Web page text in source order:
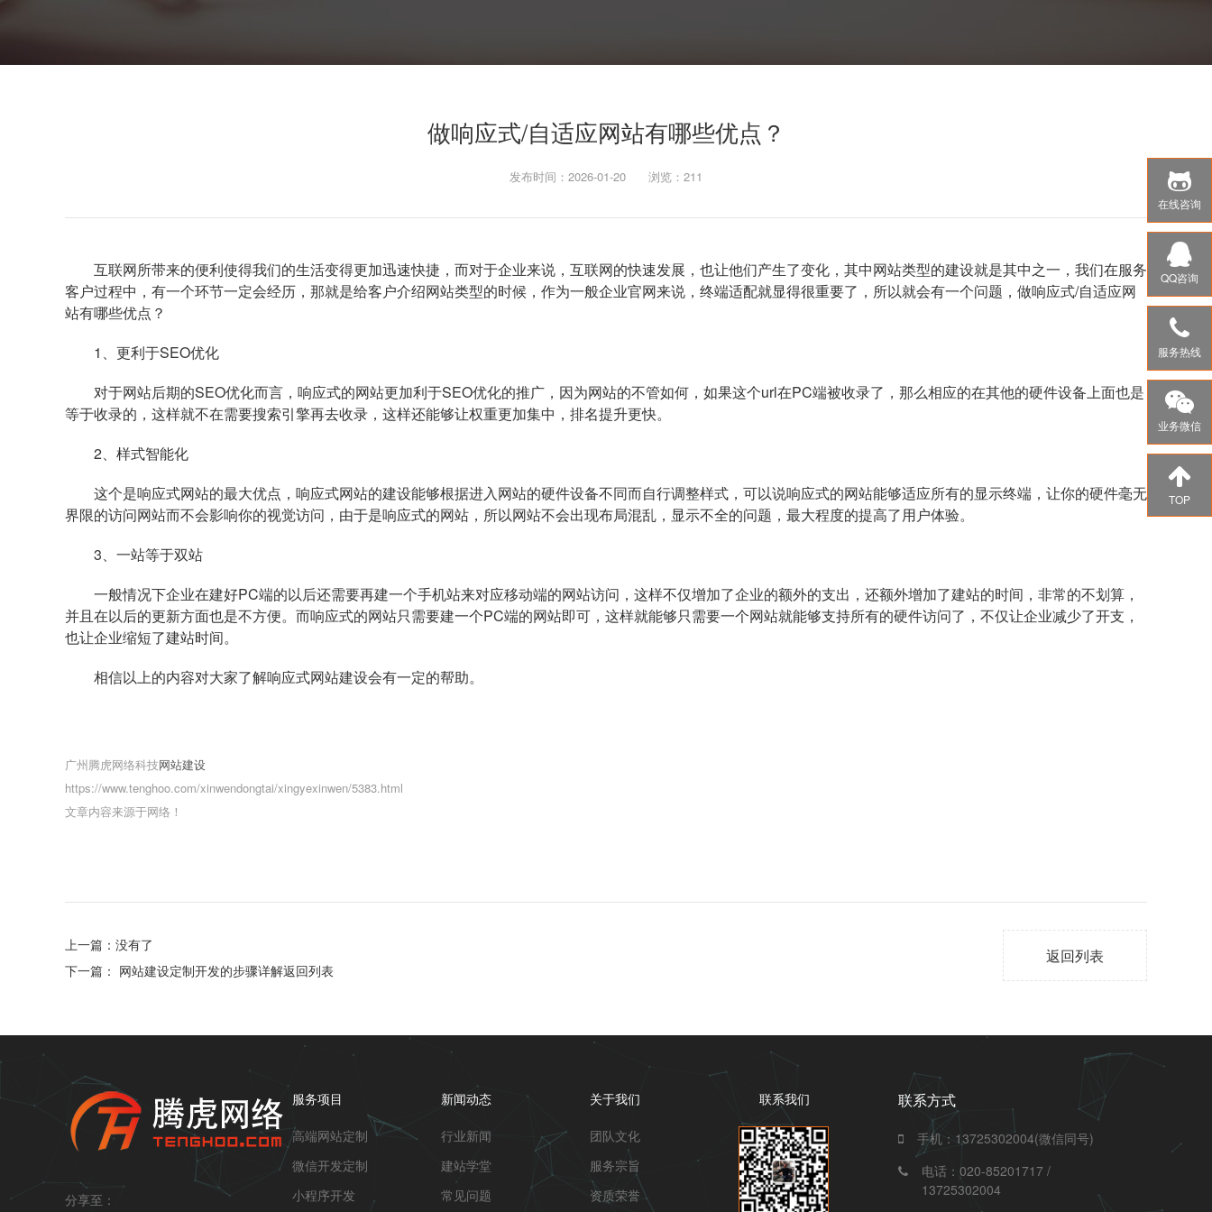
在线咨询
QQ咨询
服务热线
业务微信
TOP
做响应式/自适应网站有哪些优点？
发布时间：2026-01-20 浏览： 211
互联网所带来的便利使得我们的生活变得更加迅速快捷，而对于企业来说，互联网的快速发展，也让他们产生了变化，其中网站类型的建设就是其中之一，我们在服务
客户过程中，有一个环节一定会经历，那就是给客户介绍网站类型的时候，作为一般企业官网来说，终端适配就显得很重要了，所以就会有一个问题，做响应式/自适应网
站有哪些优点？
1、更利于SEO优化
对于网站后期的SEO优化而言，响应式的网站更加利于SEO优化的推广，因为网站的不管如何，如果这个url在PC端被收录了，那么相应的在其他的硬件设备上面也是
等于收录的，这样就不在需要搜索引擎再去收录，这样还能够让权重更加集中，排名提升更快。
2、样式智能化
这个是响应式网站的最大优点，响应式网站的建设能够根据进入网站的硬件设备不同而自行调整样式，可以说响应式的网站能够适应所有的显示终端，让你的硬件毫无
界限的访问网站而不会影响你的视觉访问，由于是响应式的网站，所以网站不会出现布局混乱，显示不全的问题，最大程度的提高了用户体验。
3、一站等于双站
一般情况下企业在建好PC端的以后还需要再建一个手机站来对应移动端的网站访问，这样不仅增加了企业的额外的支出，还额外增加了建站的时间，非常的不划算，
并且在以后的更新方面也是不方便。而响应式的网站只需要建一个PC端的网站即可，这样就能够只需要一个网站就能够支持所有的硬件访问了，不仅让企业减少了开支，
也让企业缩短了建站时间。
相信以上的内容对大家了解响应式网站建设会有一定的帮助。
广州腾虎网络科技网站建设
https://www.tenghoo.com/xinwendongtai/xingyexinwen/5383.html
文章内容来源于网络！
上一篇： 没有了
下一篇： 网站建设定制开发的步骤详解返回列表
返回列表
分享至：
服务项目
高端网站定制
微信开发定制
小程序开发
新闻动态
行业新闻
建站学堂
常见问题
关于我们
团队文化
服务宗旨
资质荣誉
联系我们 联系方式
手机：13725302004(微信同号)
电话：020-85201717 /
13725302004